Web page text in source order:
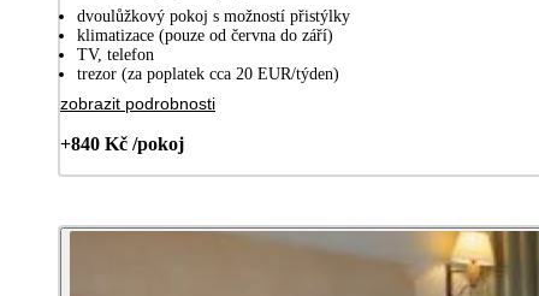
dvoulůžkový pokoj s možností přistýlky
klimatizace (pouze od června do září)
TV, telefon
trezor (za poplatek cca 20 EUR/týden)
zobrazit podrobnosti
+840 Kč /pokoj